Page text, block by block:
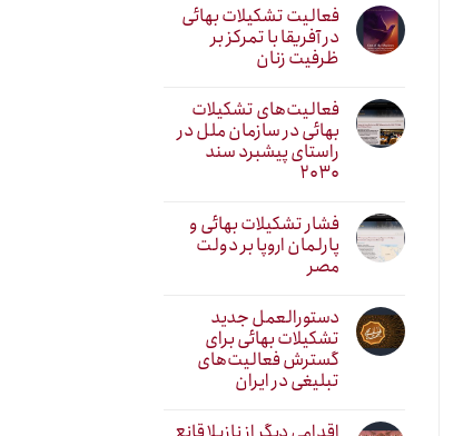
فعالیت تشکیلات بهائی
در آفریقا با تمرکز بر
ظرفیت زنان
فعالیت‌های تشکیلات
بهائی در سازمان ملل در
راستای پیشبرد سند
۲۰۳۰
فشار تشکیلات بهائی و
پارلمان اروپا بر دولت
مصر
دستورالعمل جدید
تشکیلات بهائی برای
گسترش فعالیت‌های
تبلیغی در ایران